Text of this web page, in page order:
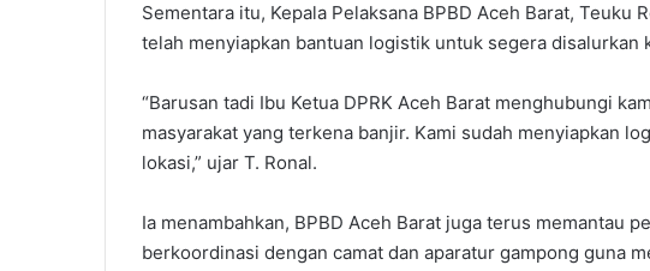
Sementara itu, Kepala Pelaksana BPBD Aceh Barat, Teuku
telah menyiapkan bantuan logistik untuk segera disalurkan
“Barusan tadi Ibu Ketua DPRK Aceh Barat menghubungi
masyarakat yang terkena banjir. Kami sudah menyiapkan
lokasi,” ujar T. Ronal.
Ia menambahkan, BPBD Aceh Barat juga terus memantau
berkoordinasi dengan camat dan aparatur gampong guna